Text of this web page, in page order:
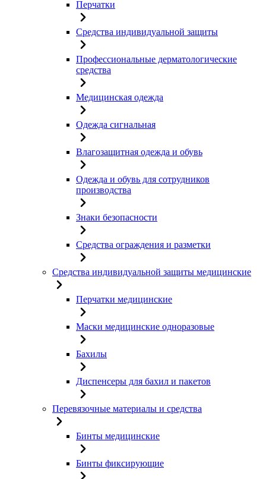
Перчатки
Средства индивидуальной защиты
Профессиональные дерматологические
средства
Медицинская одежда
Одежда сигнальная
Влагозащитная одежда и обувь
Одежда и обувь для сотрудников
производства
Знаки безопасности
Средства ограждения и разметки
Средства индивидуальной защиты медицинские
Перчатки медицинские
Маски медицинские одноразовые
Бахилы
Диспенсеры для бахил и пакетов
Перевязочные материалы и средства
Бинты медицинские
Бинты фиксирующие